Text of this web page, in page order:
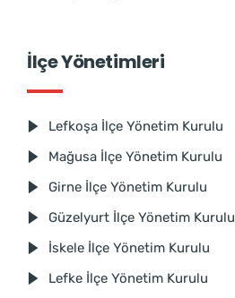
İlçe Yönetimleri
Lefkoşa İlçe Yönetim Kurulu
Mağusa İlçe Yönetim Kurulu
Girne İlçe Yönetim Kurulu
Güzelyurt İlçe Yönetim Kurulu
İskele İlçe Yönetim Kurulu
Lefke İlçe Yönetim Kurulu